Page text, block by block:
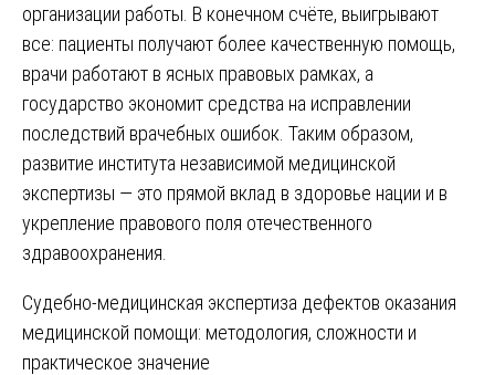
организации работы. В конечном счёте, выигрывают
все: пациенты получают более качественную помощь,
врачи работают в ясных правовых рамках, а
государство экономит средства на исправлении
последствий врачебных ошибок. Таким образом,
развитие института независимой медицинской
экспертизы — это прямой вклад в здоровье нации и в
укрепление правового поля отечественного
здравоохранения.
Навигация
по
Судебно-медицинская экспертиза дефектов оказания
медицинской помощи: методология, сложности и
практическое значение